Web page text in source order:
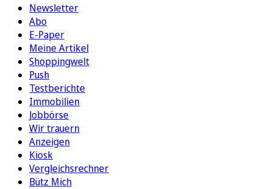
Newsletter
Abo
E-Paper
Meine Artikel
Shoppingwelt
Push
Testberichte
Immobilien
Jobbörse
Wir trauern
Anzeigen
Kiosk
Vergleichsrechner
Bütz Mich